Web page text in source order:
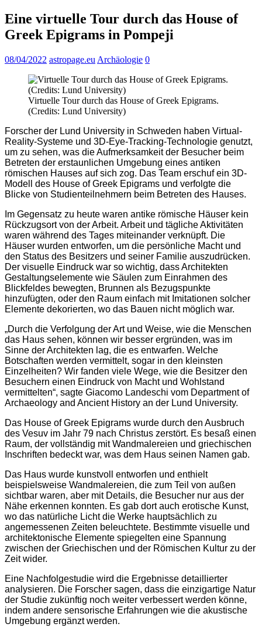
Eine virtuelle Tour durch das House of
Greek Epigrams in Pompeji
08/04/2022 astropage.eu Archäologie 0
Virtuelle Tour durch das House of Greek Epigrams.
(Credits: Lund University)
Forscher der Lund University in Schweden haben Virtual-
Reality-Systeme und 3D-Eye-Tracking-Technologie genutzt,
um zu sehen, was die Aufmerksamkeit der Besucher beim
Betreten der erstaunlichen Umgebung eines antiken
römischen Hauses auf sich zog. Das Team erschuf ein 3D-
Modell des House of Greek Epigrams und verfolgte die
Blicke von Studienteilnehmern beim Betreten des Hauses.
Im Gegensatz zu heute waren antike römische Häuser kein
Rückzugsort von der Arbeit. Arbeit und tägliche Aktivitäten
waren während des Tages miteinander verknüpft. Die
Häuser wurden entworfen, um die persönliche Macht und
den Status des Besitzers und seiner Familie auszudrücken.
Der visuelle Eindruck war so wichtig, dass Architekten
Gestaltungselemente wie Säulen zum Einrahmen des
Blickfeldes bewegten, Brunnen als Bezugspunkte
hinzufügten, oder den Raum einfach mit Imitationen solcher
Elemente dekorierten, wo das Bauen nicht möglich war.
„Durch die Verfolgung der Art und Weise, wie die Menschen
das Haus sehen, können wir besser ergründen, was im
Sinne der Architekten lag, die es entwarfen. Welche
Botschaften werden vermittelt, sogar in den kleinsten
Einzelheiten? Wir fanden viele Wege, wie die Besitzer den
Besuchern einen Eindruck von Macht und Wohlstand
vermittelten“, sagte Giacomo Landeschi vom Department of
Archaeology and Ancient History an der Lund University.
Das House of Greek Epigrams wurde durch den Ausbruch
des Vesuv im Jahr 79 nach Christus zerstört. Es besaß einen
Raum, der vollständig mit Wandmalereien und griechischen
Inschriften bedeckt war, was dem Haus seinen Namen gab.
Das Haus wurde kunstvoll entworfen und enthielt
beispielsweise Wandmalereien, die zum Teil von außen
sichtbar waren, aber mit Details, die Besucher nur aus der
Nähe erkennen konnten. Es gab dort auch erotische Kunst,
wo das natürliche Licht die Werke hauptsächlich zu
angemessenen Zeiten beleuchtete. Bestimmte visuelle und
architektonische Elemente spiegelten eine Spannung
zwischen der Griechischen und der Römischen Kultur zu der
Zeit wider.
Eine Nachfolgestudie wird die Ergebnisse detaillierter
analysieren. Die Forscher sagen, dass die einzigartige Natur
der Studie zukünftig noch weiter verbessert werden könne,
indem andere sensorische Erfahrungen wie die akustische
Umgebung ergänzt werden.